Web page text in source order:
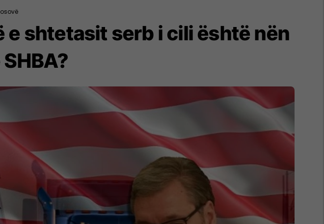
e shtetasit serb i cili është nën